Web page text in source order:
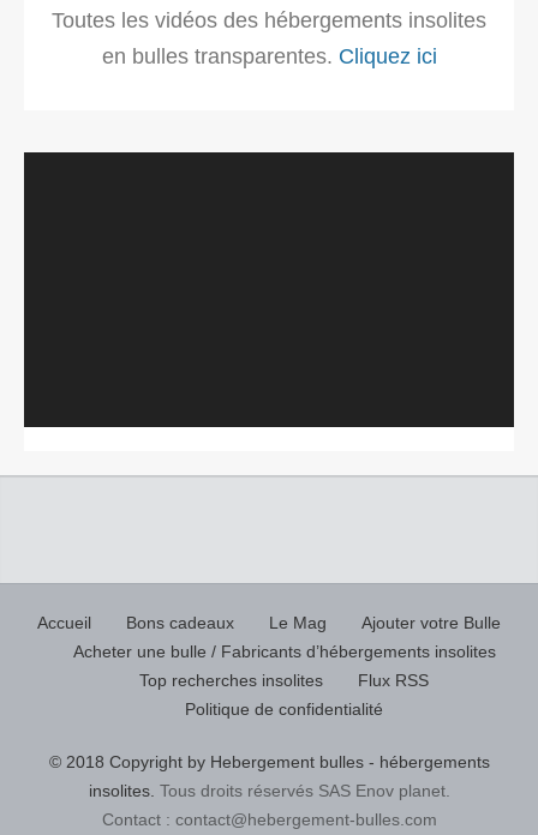
Toutes les vidéos des hébergements insolites
en bulles transparentes. Cliquez ici
Accueil Bons cadeaux Le Mag
Ajouter votre Bulle
Acheter une bulle / Fabricants d’hébergements insolites
Top recherches insolites
Flux RSS
Politique de confidentialité
© 2018 Copyright by Hebergement bulles - hébergements
insolites. Tous droits réservés SAS Enov planet.
Contact : contact@hebergement-bulles.com